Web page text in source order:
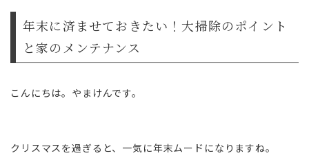
年末に済ませておきたい！大掃除のポイント
と家のメンテナンス
こんにちは。やまけんです。
クリスマスを過ぎると、一気に年末ムードになりますね。